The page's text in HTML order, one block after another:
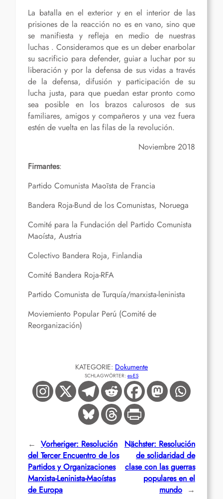
La batalla en el exterior y en el interior de las
prisiones de la reacción no es en vano, sino que
se manifiesta y refleja en medio de nuestras
luchas . Consideramos que es un deber enarbolar
su sacrificio para defender, guiar a luchar por su
liberación y por la defensa de sus vidas a través
de la defensa, difusión y participación de su
lucha justa, para que puedan estar pronto como
sea posible en los brazos calurosos de sus
familiares, amigos y compañeros y una vez fuera
estén de vuelta en las filas de la revolución.
Noviembre 2018
Firmantes:
Partido Comunista Maoĩsta de Francia
Bandera Roja-Bund de los Comunistas, Noruega
Comité para la Fundación del Partido Comunista
Maoísta, Austria
Colectivo Bandera Roja, Finlandia
Comité Bandera Roja-RFA
Partido Comunista de Turquía/marxista-leninista
Moviemiento Popular Perú (Comité de
Reorganización)
KATEGORIE: Dokumente
SCHLAGWÖRTER: es-ES
← Vorheriger: Resolución
del Tercer Encuentro de los
Partidos y Organizaciones
Marxista-Leninista-Maoístas
de Europa
Nächster: Resolución
de solidaridad de
clase con las guerras
populares en el
mundo →